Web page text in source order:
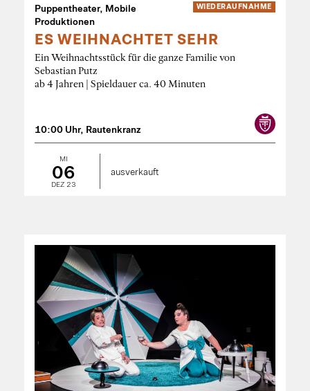
WIEDER­AUFNAHME
Puppentheater, Mobile
Produktionen
ES WEIHNACHTET SEHR
Ein Weihnachtsstück für die ganze Familie von
Sebastian Putz
ab 4 Jahren | Spieldauer ca. 40 Minuten
10:00 Uhr, Rautenkranz
MI
06
DEZ 23
ausverkauft